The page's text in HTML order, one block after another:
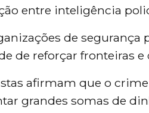
entre inteligência
de
de reforçar fronteiras
afirmam que o
grandes somas de